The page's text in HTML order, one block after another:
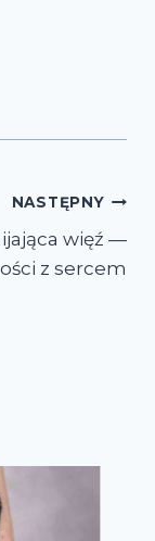
NASTĘPNY
więź —
z sercem